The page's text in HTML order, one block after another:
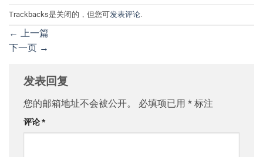
Trackbacks是关闭的，但您可发表评论.
← 上一篇
下一页 →
发表回复
您的邮箱地址不会被公开。 必填项已用 * 标注
评论*